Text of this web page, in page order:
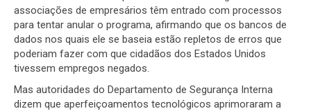
associações de empresários têm entrado com processos
para tentar anular o programa, afirmando que os bancos de
dados nos quais ele se baseia estão repletos de erros que
poderiam fazer com que cidadãos dos Estados Unidos
tivessem empregos negados.
Mas autoridades do Departamento de Segurança Interna
dizem que aperfeiçoamentos tecnológicos aprimoraram a